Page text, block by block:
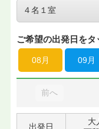
ご希望の出発日をタ
08月 09月
前へ
出発日
大